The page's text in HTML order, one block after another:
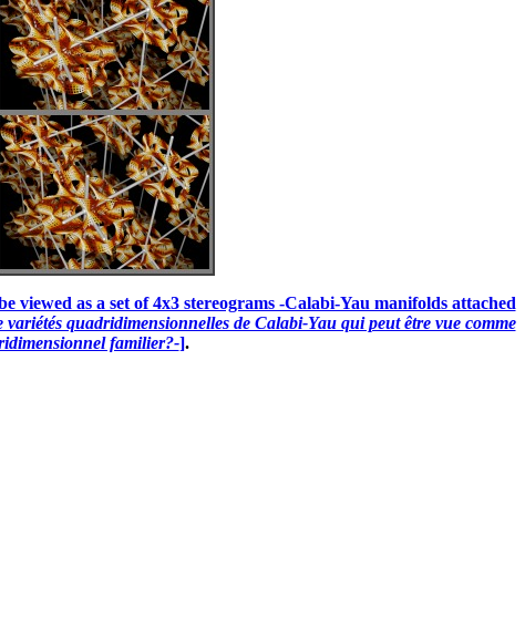
as a set of 4x3 stereograms -Calabi-Yau manifolds attached
quadridimensionnelles de Calabi-Yau qui peut être vue comme
familier?-].